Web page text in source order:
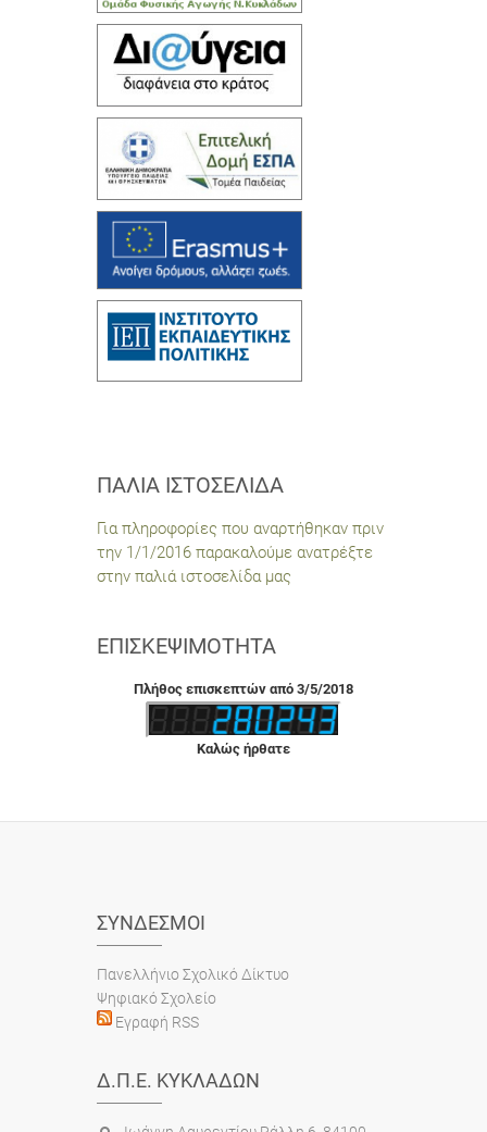
ΠΑΛΙΆ ΙΣΤΟΣΕΛΊΔΑ
Για πληροφορίες που αναρτήθηκαν πριν
την 1/1/2016 παρακαλούμε ανατρέξτε
στην παλιά ιστοσελίδα μας
ΕΠΙΣΚΕΨΙΜΌΤΗΤΑ
Πλήθος επισκεπτών από 3/5/2018
Καλώς ήρθατε
ΣΎΝΔΕΣΜΟΙ
Πανελλήνιο Σχολικό Δίκτυο
Ψηφιακό Σχολείο
Εγραφή RSS
Δ.Π.Ε. ΚΥΚΛΆΔΩΝ